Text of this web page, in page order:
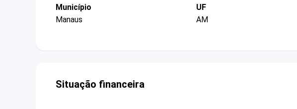
Município
Manaus
UF
AM
Situação financeira